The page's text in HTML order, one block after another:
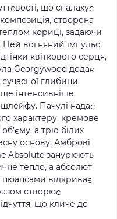
що спалахує
створена
кориці, задаючи
вогняний імпульс
квіткового серця,
Georgywood додає
глибини.
інтенсивніше,
Пачулі надає
характеру, кремове
а тріо білих
основу. Амброві
Absolute занурюють
тепло, а абсолют
відкриває
створює
що кличе до